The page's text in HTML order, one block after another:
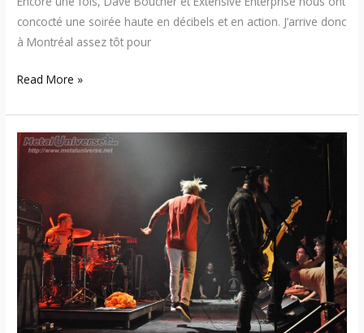
concocté une soirée haute en décibels et en action. J’arrive donc
à Montréal assez tôt pour
Read More »
17:09:14
From
The
Path
Comeback
Kid
/